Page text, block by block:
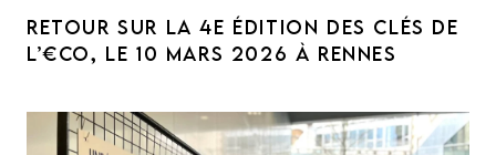
RETOUR SUR LA 4E ÉDITION DES CLÉS DE
L’€CO, LE 10 MARS 2026 À RENNES